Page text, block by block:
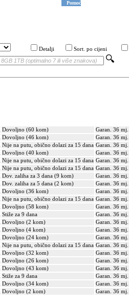
Pomoć
Detalji Sort. po cijeni
Dovoljno (60 kom)
Garan. 36 mj.
Dovoljno (46 kom) Garan. 36 mj.
Nije na putu, obično dolazi za 15 dana Garan. 36 mj.
Dovoljno (40 kom)
Garan. 36 mj.
Nije na putu, obično dolazi za 15 dana Garan. 36 mj.
Nije na putu, obično dolazi za 15 dana Garan. 36 mj.
Dov. zaliha za 3 dana (9 kom) Garan. 36 mj.
Dov. zaliha za 5 dana (2 kom)
Garan. 36 mj.
Dovoljno (36 kom)
Garan. 36 mj.
Nije na putu, obično dolazi za 15 dana Garan. 36 mj.
Dovoljno (58 kom)
Garan. 36 mj.
Stiže za 9 dana
Garan. 36 mj.
Dovoljno (2 kom)
Garan. 36 mj.
Dovoljno (4 kom)
Garan. 36 mj.
Dovoljno (24 kom)
Garan. 36 mj.
Nije na putu, obično dolazi za 15 dana Garan. 36 mj.
Dovoljno (32 kom) Garan. 36 mj.
Dovoljno (26 kom)
Garan. 36 mj.
Dovoljno (43 kom)
Garan. 36 mj.
Stiže za 9 dana Garan. 36 mj.
Dovoljno (34 kom)
Garan. 36 mj.
Dovoljno (2 kom)
Garan. 36 mj.